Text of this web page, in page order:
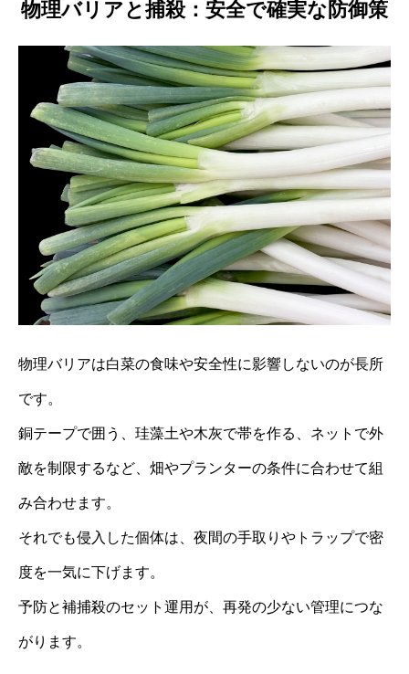
物理バリアと捕殺：安全で確実な防御策
物理バリアは白菜の食味や安全性に影響しないのが長所
です。
銅テープで囲う、珪藻土や木灰で帯を作る、ネットで外
敵を制限するなど、畑やプランターの条件に合わせて組
み合わせます。
それでも侵入した個体は、夜間の手取りやトラップで密
度を一気に下げます。
予防と補捕殺のセット運用が、再発の少ない管理につな
がります。